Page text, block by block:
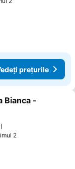
prețurile
favorite
Bianca -
2